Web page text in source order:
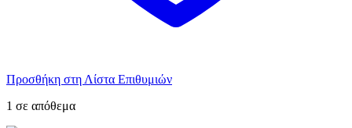
Προσθήκη στη Λίστα Επιθυμιών
1 σε απόθεμα